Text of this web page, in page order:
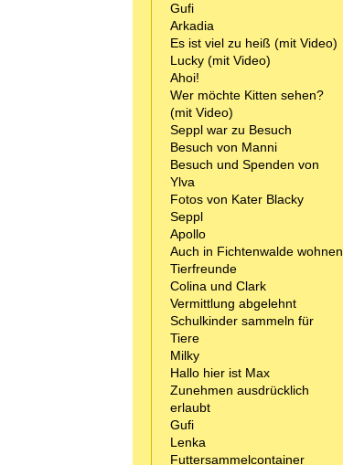
Gufi
Arkadia
Es ist viel zu heiß (mit Video)
Lucky (mit Video)
Ahoi!
Wer möchte Kitten sehen?
(mit Video)
Seppl war zu Besuch
Besuch von Manni
Besuch und Spenden von
Ylva
Fotos von Kater Blacky
Seppl
Apollo
Auch in Fichtenwalde wohnen
Tierfreunde
Colina und Clark
Vermittlung abgelehnt
Schulkinder sammeln für
Tiere
Milky
Hallo hier ist Max
Zunehmen ausdrücklich
erlaubt
Gufi
Lenka
Futtersammelcontainer